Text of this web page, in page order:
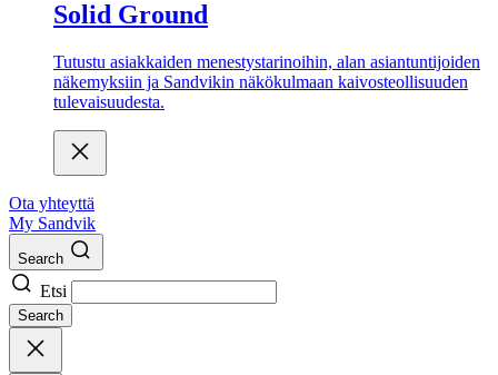
Solid Ground
Tutustu asiakkaiden menestystarinoihin, alan asiantuntijoiden
näkemyksiin ja Sandvikin näkökulmaan kaivosteollisuuden
tulevaisuudesta.
Ota yhteyttä
My Sandvik
Search
Etsi
Search